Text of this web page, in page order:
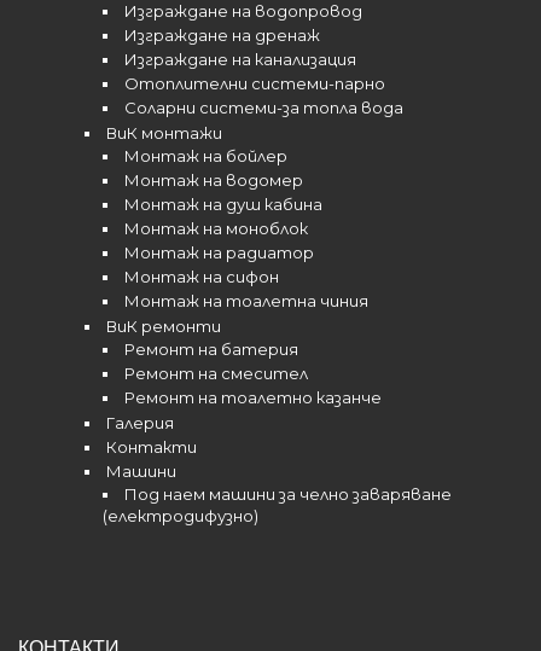
Изграждане на водопровод
Изграждане на дренаж
Изграждане на канализация
Отоплителни системи-парно
Соларни системи-за топла вода
ВиК монтажи
Монтаж на бойлер
Монтаж на водомер
Монтаж на душ кабина
Монтаж на моноблок
Монтаж на радиатор
Монтаж на сифон
Монтаж на тоалетна чиния
ВиК ремонти
Ремонт на батерия
Ремонт на смесител
Ремонт на тоалетно казанче
Галерия
Контакти
Машини
Под наем машини за челно заваряване
(електродифузно)